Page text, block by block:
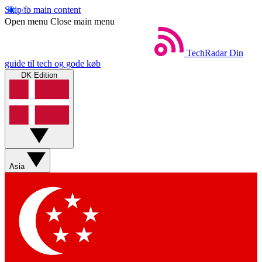
Skip to main content
Open menu Close main menu
TechRadar Din
guide til tech og gode køb
DK Edition
Asia